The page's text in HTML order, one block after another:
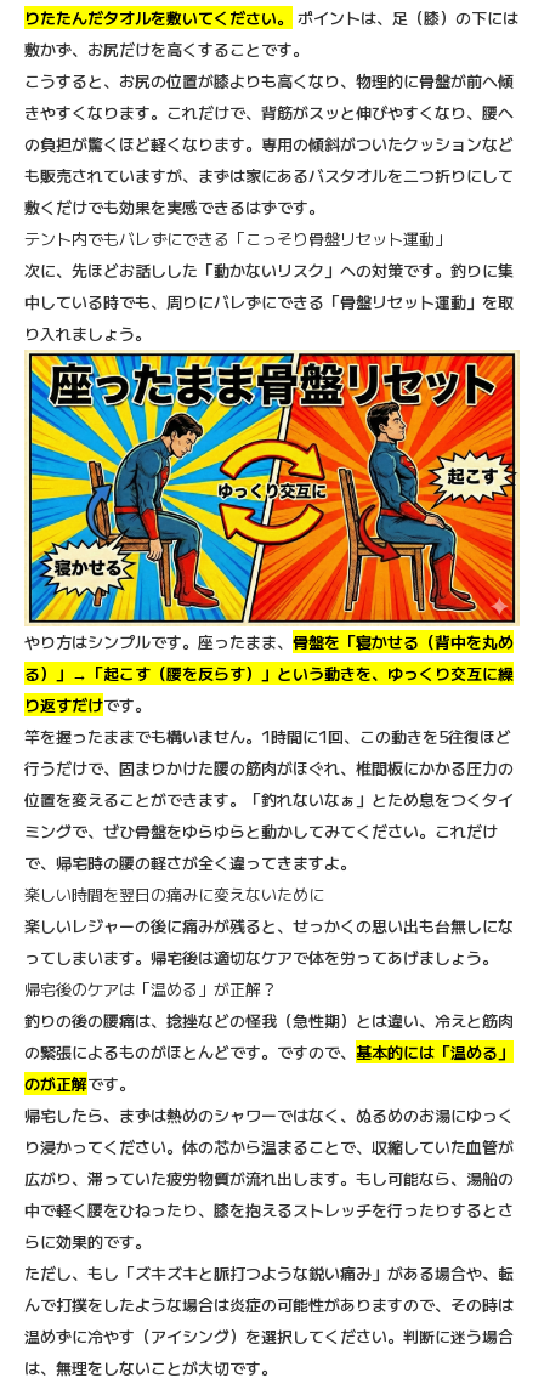
りたたんだタオルを敷いてください。
ポイントは、足（膝）の下には
敷かず、お尻だけを高くすることです。
こうすると、お尻の位置が膝よりも高くなり、物理的に骨盤が前へ傾
きやすくなります。これだけで、背筋がスッと伸びやすくなり、腰へ
の負担が驚くほど軽くなります。専用の傾斜がついたクッションなど
も販売されていますが、まずは家にあるバスタオルを二つ折りにして
敷くだけでも効果を実感できるはずです。
テント内でもバレずにできる「こっそり骨盤リセット運動」
次に、先ほどお話しした「動かないリスク」への対策です。釣りに集
中している時でも、周りにバレずにできる「骨盤リセット運動」を取
り入れましょう。
やり方はシンプルです。座ったまま、 骨盤を「寝かせる（背中を丸め
る）」→「起こす（腰を反らす）」という動きを、ゆっくり交互に繰
り返すだけです。
竿を握ったままでも構いません。1時間に1回、この動きを5往復ほど
行うだけで、固まりかけた腰の筋肉がほぐれ、椎間板にかかる圧力の
位置を変えることができます。「釣れないなぁ」とため息をつくタイ
ミングで、ぜひ骨盤をゆらゆらと動かしてみてください。これだけ
で、帰宅時の腰の軽さが全く違ってきますよ。
楽しい時間を翌日の痛みに変えないために
楽しいレジャーの後に痛みが残ると、せっかくの思い出も台無しにな
ってしまいます。帰宅後は適切なケアで体を労ってあげましょう。
帰宅後のケアは「温める」が正解？
釣りの後の腰痛は、捻挫などの怪我（急性期）とは違い、冷えと筋肉
の緊張によるものがほとんどです。ですので、 基本的には「温める」
のが正解です。
帰宅したら、まずは熱めのシャワーではなく、ぬるめのお湯にゆっく
り浸かってください。体の芯から温まることで、収縮していた血管が
広がり、滞っていた疲労物質が流れ出します。もし可能なら、湯船の
中で軽く腰をひねったり、膝を抱えるストレッチを行ったりするとさ
らに効果的です。
ただし、もし「ズキズキと脈打つような鋭い痛み」がある場合や、転
んで打撲をしたような場合は炎症の可能性がありますので、その時は
温めずに冷やす（アイシング）を選択してください。判断に迷う場合
は、無理をしないことが大切です。